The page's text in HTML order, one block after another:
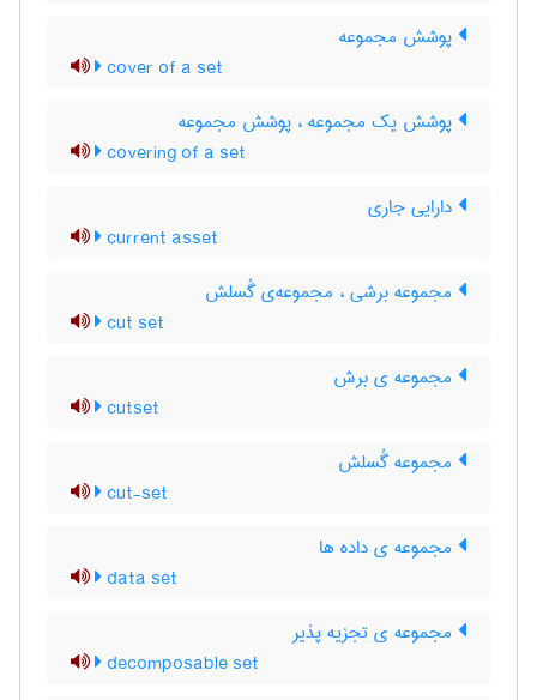
پوشش مجموعه
cover of a set
پوشش یک مجموعه ، پوشش مجموعه
covering of a set
دارایی جاری
current asset
مجموعه برشی ، مجموعه‌ی گُسلش
cut set
مجموعه ی برش
cutset
مجموعه گُسلش
cut-set
مجموعه ی داده ها
data set
مجموعه ی تجزیه پذیر
decomposable set